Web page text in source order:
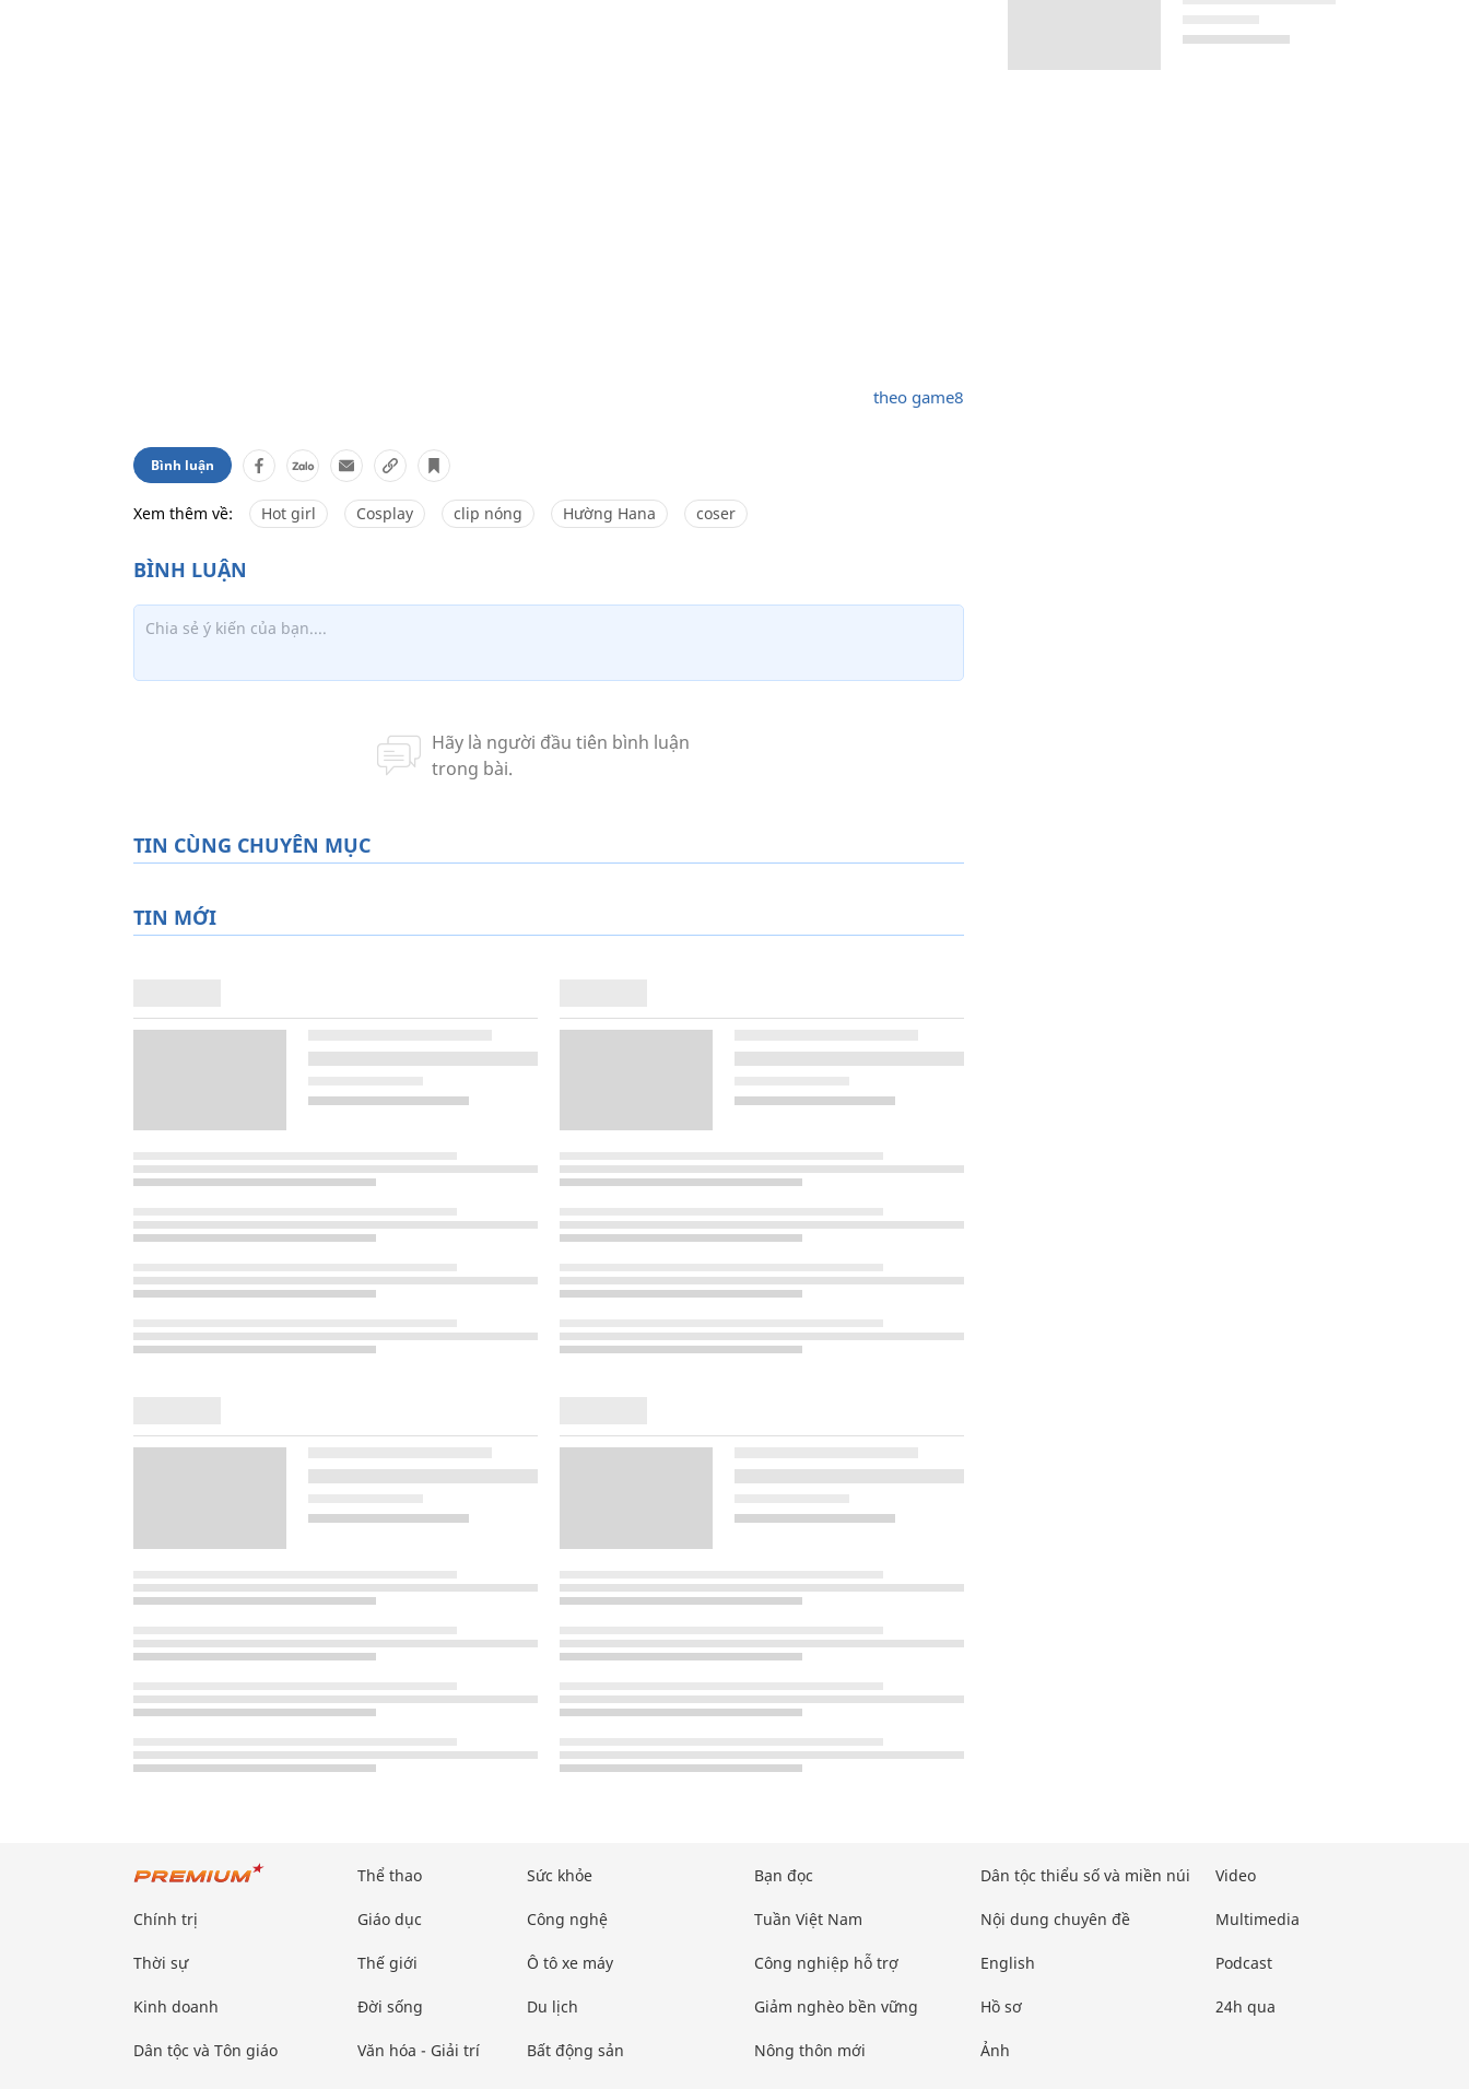
theo game8
Bình luận
Xem thêm về: Hot girl Cosplay clip nóng Hường Hana coser
TIN CÙNG CHUYÊN MỤC
TIN MỚI
Chính trị
Thời sự
Kinh doanh
Dân tộc và Tôn giáo
Thể thao
Giáo dục
Thế giới
Đời sống
Văn hóa - Giải trí
Sức khỏe
Công nghệ
Ô tô xe máy
Du lịch
Bất động sản
Bạn đọc
Tuần Việt Nam
Công nghiệp hỗ trợ
Giảm nghèo bền vững
Nông thôn mới
Dân tộc thiểu số và miền núi
Nội dung chuyên đề
English
Hồ sơ
Ảnh
Video
Multimedia
Podcast
24h qua